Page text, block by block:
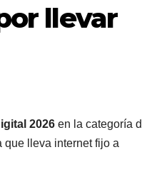
llevar
2026 en la categoría
lleva internet fijo a